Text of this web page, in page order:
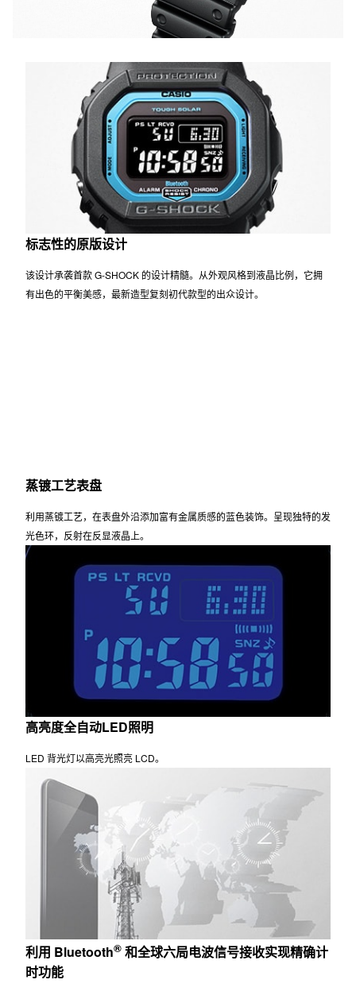
标志性的原版设计
该设计承袭首款 G-SHOCK 的设计精髓。从外观风格到液晶比例，它拥
有出色的平衡美感，最新造型复刻初代款型的出众设计。
蒸镀工艺表盘
利用蒸镀工艺，在表盘外沿添加富有金属质感的蓝色装饰。呈现独特的发
光色环，反射在反显液晶上。
高亮度全自动LED照明
LED 背光灯以高亮光照亮 LCD。
利用 Bluetooth® 和全球六局电波信号接收实现精确计
时功能